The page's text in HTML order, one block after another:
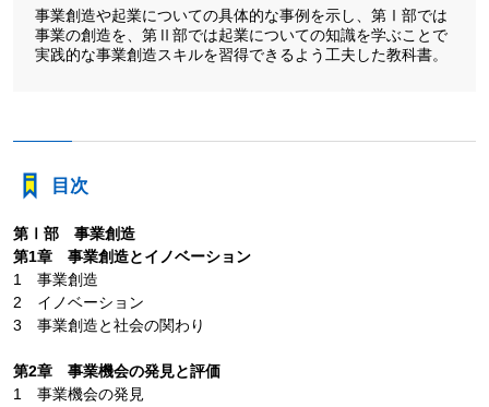
事業創造や起業についての具体的な事例を示し、第Ⅰ部では
事業の創造を、第Ⅱ部では起業についての知識を学ぶことで
実践的な事業創造スキルを習得できるよう工夫した教科書。
目次
第Ⅰ部 事業創造
第1章 事業創造とイノベーション
1 事業創造
2 イノベーション
3 事業創造と社会の関わり
第2章 事業機会の発見と評価
1 事業機会の発見